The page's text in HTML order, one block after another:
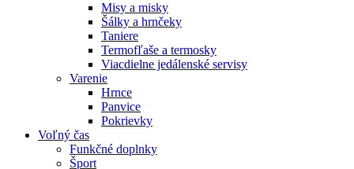
Misy a misky
Šálky a hrnčeky
Taniere
Termofľaše a termosky
Viacdielne jedálenské servisy
Varenie
Hrnce
Panvice
Pokrievky
Voľný čas
Funkčné doplnky
Šport